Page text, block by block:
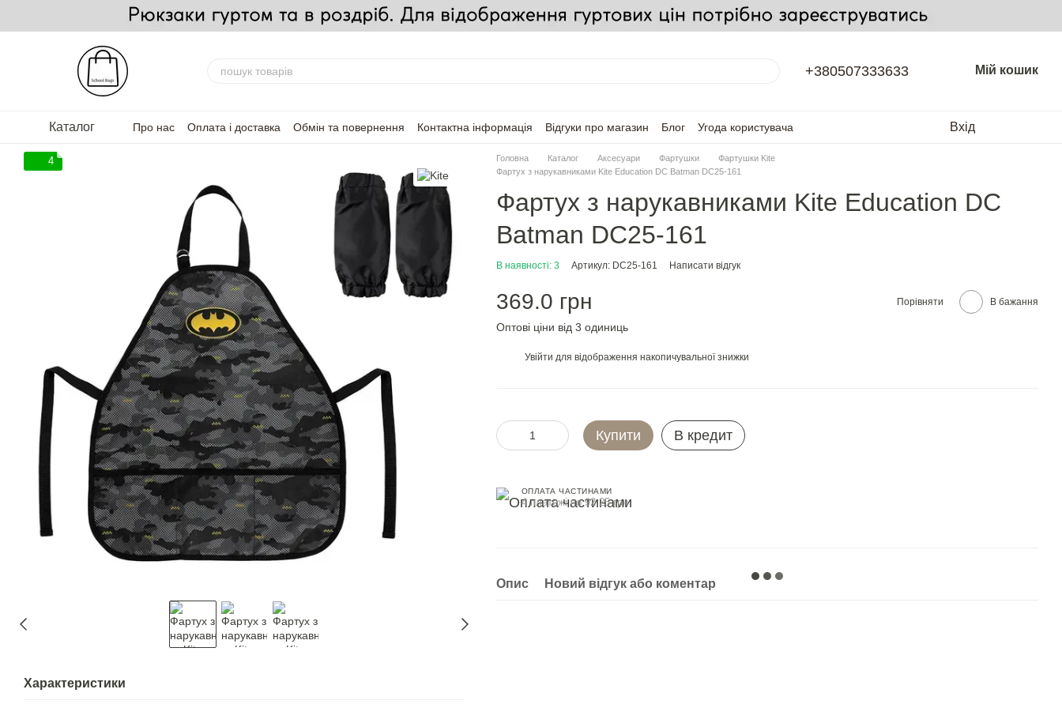
Перейти до основного контенту
+380507333633 Мій кошик
Каталог Про нас Оплата і доставка Обмін та повернення Контактна інформація Відгуки про магазин Блог
Угода користувача
Вхід
4
Характеристики
Головна Каталог Аксесуари Фартушки
Фартушки Kite
Фартух з нарукавниками Kite Education DC Batman DC25-161
Фартух з нарукавниками Kite Education DC
Batman DC25-161
В наявності: 3 Артикул: DC25-161 Написати відгук
369.0 грн Порівняти В бажання
Оптові ціни від 3 одиниць
Увійти для відображення накопичувальної знижки
Купити В кредит
ОПЛАТА ЧАСТИНАМИ
4 платежі по 92.25 грн
Опис Новий відгук або коментар